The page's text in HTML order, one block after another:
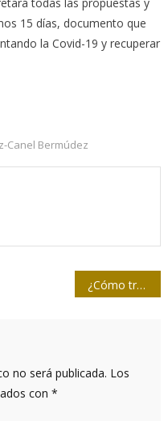
15 días, documento que
la Covid-19 y recuperar
Canel Bermúdez
¿Cómo trasmiten la COVID las personas que no tienen síntomas?
no será publicada. Los
con *